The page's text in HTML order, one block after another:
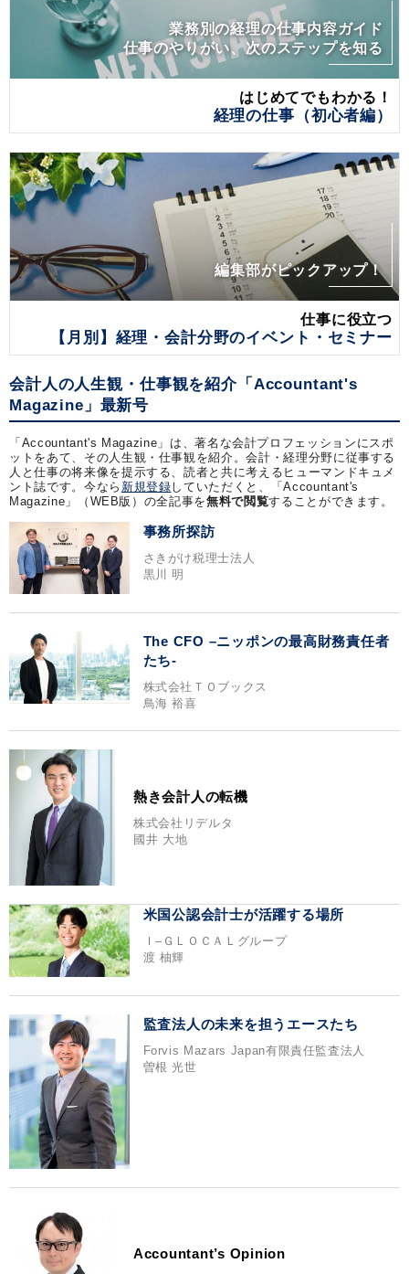
業務別の経理の仕事内容ガイド
仕事のやりがい、次のステップを知る
はじめてでもわかる！
経理の仕事（初心者編）
編集部がピックアップ！
仕事に役立つ
【月別】経理・会計分野のイベント・セミナー
会計人の人生観・仕事観を紹介「Accountant's
Magazine」最新号
「Accountant's Magazine」は、著名な会計プロフェッションにスポ
ットをあて、その人生観・仕事観を紹介。会計・経理分野に従事する
人と仕事の将来像を提示する、読者と共に考えるヒューマンドキュメ
ント誌です。今なら 新規登録していただくと、「Accountant's
Magazine」（WEB版）の全記事を無料で閲覧することができます。
事務所探訪
さきがけ税理士法人
黒川 明
The CFO –ニッポンの最高財務責任者
たち-
株式会社ＴＯブックス
鳥海 裕喜
熱き会計人の転機
株式会社リデルタ
國井 大地
監査法人の未来を担うエースたち
Forvis Mazars Japan有限責任監査法人
曽根 光世
米国公認会計士が活躍する場所
Ｉ‒ＧＬＯＣＡＬグループ
渡 柚輝
Accountant’s Opinion